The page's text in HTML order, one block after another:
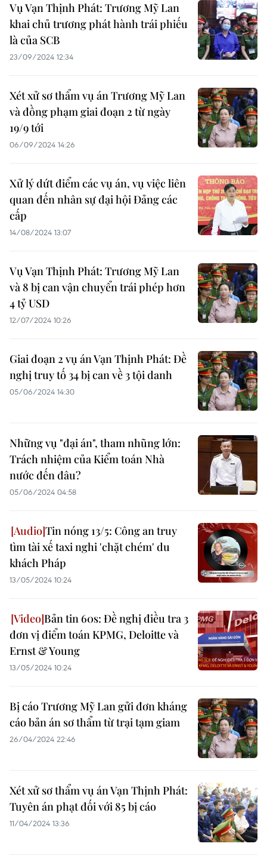
Vụ Vạn Thịnh Phát: Trương Mỹ Lan
khai chủ trương phát hành trái phiếu
là của SCB
23/09/2024 12:34
Xét xử sơ thẩm vụ án Trương Mỹ Lan
và đồng phạm giai đoạn 2 từ ngày
19/9 tới
06/09/2024 14:26
Xử lý dứt điểm các vụ án, vụ việc liên
quan đến nhân sự đại hội Đảng các
cấp
14/08/2024 13:07
Vụ Vạn Thịnh Phát: Trương Mỹ Lan
và 8 bị can vận chuyển trái phép hơn
4 tỷ USD
12/07/2024 10:26
Giai đoạn 2 vụ án Vạn Thịnh Phát: Đề
nghị truy tố 34 bị can về 3 tội danh
05/06/2024 14:30
Những vụ "đại án", tham nhũng lớn:
Trách nhiệm của Kiểm toán Nhà
nước đến đâu?
05/06/2024 04:58
Tin nóng 13/5: Công an truy
tìm tài xế taxi nghi 'chặt chém' du
khách Pháp
13/05/2024 10:24
Bản tin 60s: Đề nghị điều tra 3
đơn vị điểm toán KPMG, Deloitte và
Ernst & Young
13/05/2024 10:24
Bị cáo Trương Mỹ Lan gửi đơn kháng
cáo bản án sơ thẩm từ trại tạm giam
26/04/2024 22:46
Xét xử sơ thẩm vụ án Vạn Thịnh Phát:
Tuyên án phạt đối với 85 bị cáo
11/04/2024 13:36